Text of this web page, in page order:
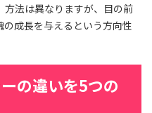
方法は異なりますが、目の前
成長を与えるという方向性
の違いを5つの